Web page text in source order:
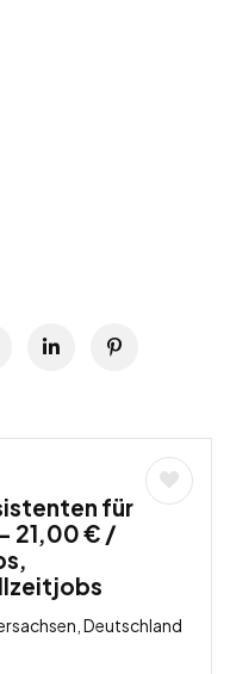
für
21,00 € /
Deutschland